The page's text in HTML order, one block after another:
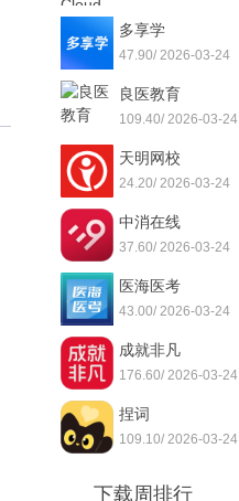
多享学
47.90/ 2026-03-24
良医教育
109.40/ 2026-03-24
天明网校
24.20/ 2026-03-24
中消在线
37.60/ 2026-03-24
医海医考
43.00/ 2026-03-24
成就非凡
176.60/ 2026-03-24
捏词
109.10/ 2026-03-24
下载周排行